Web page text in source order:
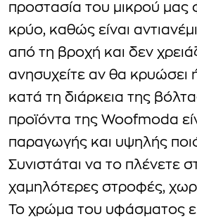
προστασία του μικρού μας
κρύο, καθώς είναι
από τη βροχή και δεν
ανησυχείτε αν θα κρυώσει
κατά τη διάρκεια της
προϊόντα της Woofmoda
παραγωγής και υψηλής
Συνιστάται να το πλένετε
χαμηλότερες στροφές,
Το χρώμα του υφάσματος